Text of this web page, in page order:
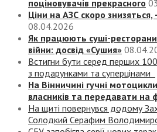
поціновувачів прекрасного
Ціни на АЗС скоро знизяться,
08.04.2026
Як працюють суші-
війни: досвід «Сушия»
Встигни бути серед перших
з подарунками та суперцінами
На Вінничині гучні
власників та передавати на
На щиті повернувся додому
Солодкий Серафим